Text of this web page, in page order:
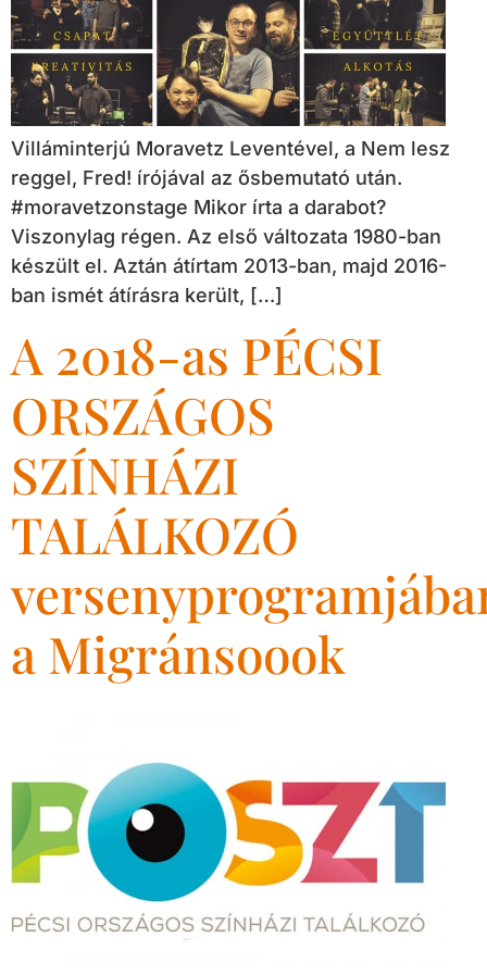
Villáminterjú Moravetz Leventével, a Nem lesz
reggel, Fred! írójával az ősbemutató után.
#moravetzonstage Mikor írta a darabot?
Viszonylag régen. Az első változata 1980-ban
készült el. Aztán átírtam 2013-ban, majd 2016-
ban ismét átírásra került, […]
A 2018-as PÉCSI
ORSZÁGOS
SZÍNHÁZI
TALÁLKOZÓ
a Migránsoook